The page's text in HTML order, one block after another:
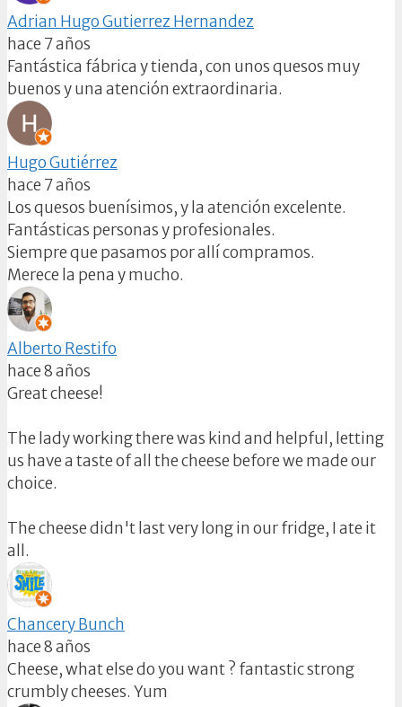
Adrian Hugo Gutierrez Hernandez
hace 7 años
Fantástica fábrica y tienda, con unos quesos muy
buenos y una atención extraordinaria.
Hugo Gutiérrez
hace 7 años
Los quesos buenísimos, y la atención excelente.
Fantásticas personas y profesionales.
Siempre que pasamos por allí compramos.
Merece la pena y mucho.
Alberto Restifo
hace 8 años
Great cheese!
The lady working there was kind and helpful, letting
us have a taste of all the cheese before we made our
choice.
The cheese didn't last very long in our fridge, I ate it
all.
Chancery Bunch
hace 8 años
Cheese, what else do you want ? fantastic strong
crumbly cheeses. Yum